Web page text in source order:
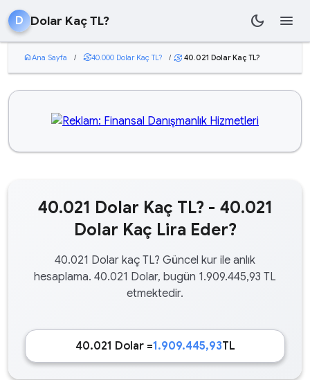
D Dolar Kaç TL? dark_mode menu
homeAna Sayfa / currency_exchange40.000 Dolar Kaç TL? / currency_exchange 40.021 Dolar Kaç TL?
40.021 Dolar Kaç TL? - 40.021
Dolar Kaç Lira Eder?
40.021 Dolar kaç TL? Güncel kur ile anlık
hesaplama. 40.021 Dolar, bugün 1.909.445,93 TL
etmektedir.
40.021 Dolar =1.909.445,93TL